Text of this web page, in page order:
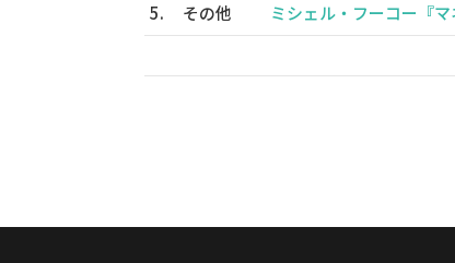
5.
その他
ミシェル・フーコー『